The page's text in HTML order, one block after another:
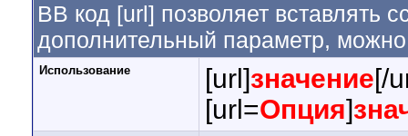
BB код [url] позволяет
дополнительный параметр, можно
Использование [url]значение[/
[url=Опция]